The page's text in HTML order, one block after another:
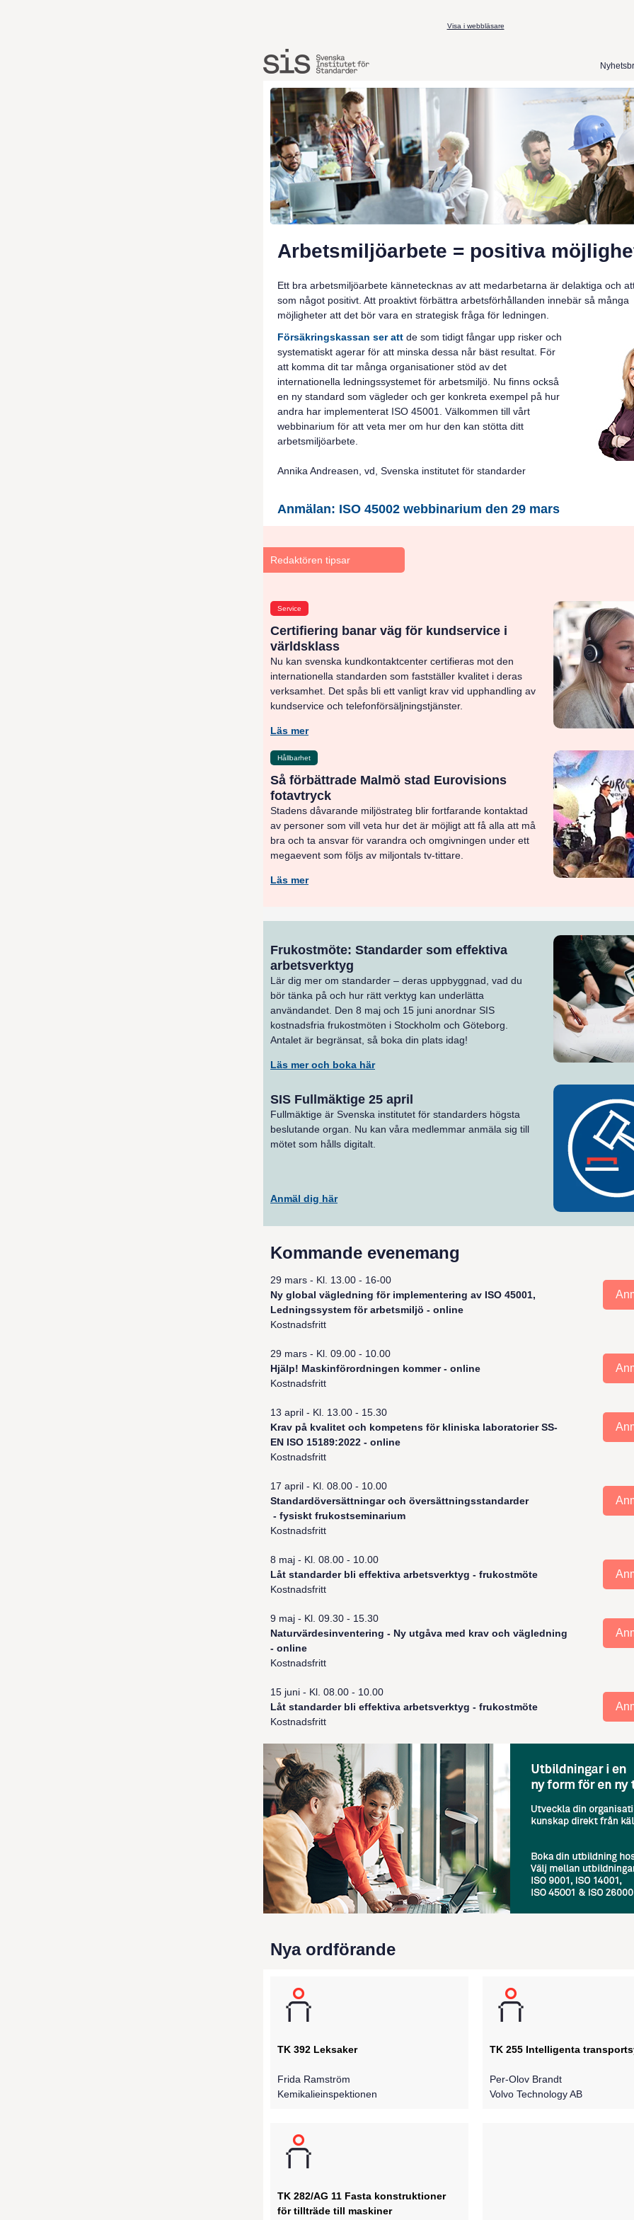
Visa i webbläsare
Arbetsmiljöarbete = positiva
Ett bra arbetsmiljöarbete kännetecknas av att medarbetarna är delaktiga och
som något positivt. Att proaktivt förbättra arbetsförhållanden innebär så många
möjligheter att det bör vara en strategisk fråga för ledningen.
Försäkringskassan ser att de som tidigt fångar upp risker och
systematiskt agerar för att minska dessa når bäst resultat. För
att komma dit tar många organisationer stöd av det
internationella ledningssystemet för arbetsmiljö. Nu finns också
en ny standard som vägleder och ger konkreta exempel på hur
andra har implementerat ISO 45001. Välkommen till vårt
webbinarium för att veta mer om hur den kan stötta ditt
arbetsmiljöarbete.
Annika Andreasen, vd, Svenska institutet för standarder
Anmälan: ISO 45002 webbinarium den 29 mars
Redaktören tipsar
Service
Certifiering banar väg för kundservice i
världsklass
Nu kan svenska kundkontaktcenter certifieras mot den
internationella standarden som fastställer kvalitet i deras
verksamhet. Det spås bli ett vanligt krav vid upphandling av
kundservice och telefonförsäljningstjänster.
Läs mer
Hållbarhet
Så förbättrade Malmö stad Eurovisions
fotavtryck
Stadens dåvarande miljöstrateg blir fortfarande kontaktad
av personer som vill veta hur det är möjligt att få alla att må
bra och ta ansvar för varandra och omgivningen under ett
megaevent som följs av miljontals tv-tittare.
Läs mer
Frukostmöte: Standarder som effektiva
arbetsverktyg
Lär dig mer om standarder – deras uppbyggnad, vad du
bör tänka på och hur rätt verktyg kan underlätta
användandet. Den 8 maj och 15 juni anordnar SIS
kostnadsfria frukostmöten i Stockholm och Göteborg.
Antalet är begränsat, så boka din plats idag!
Läs mer och boka här
SIS Fullmäktige 25 april
Fullmäktige är Svenska institutet för standarders högsta
beslutande organ. Nu kan våra medlemmar anmäla sig till
mötet som hålls digitalt.
Anmäl dig här
Kommande evenemang
29 mars - Kl. 13.00 - 16-00
Ny global vägledning för implementering av ISO 45001,
Ledningssystem för arbetsmiljö - online
Kostnadsfritt
29 mars - Kl. 09.00 - 10.00
Hjälp! Maskinförordningen kommer - online
Kostnadsfritt
13 april - Kl. 13.00 - 15.30
Krav på kvalitet och kompetens för kliniska laboratorierSS-
EN ISO 15189:2022 - online
Kostnadsfritt
17 april - Kl. 08.00 - 10.00
Standardöversättningar och översättningsstandarder
- fysiskt frukostseminarium
Kostnadsfritt
8 maj - Kl. 08.00 - 10.00
Låt standarder bli effektiva arbetsverktyg - frukostmöte
Kostnadsfritt
9 maj - Kl. 09.30 - 15.30
Naturvärdesinventering - Ny utgåva med krav och vägledning
- online
Kostnadsfritt
15 juni - Kl. 08.00 - 10.00
Låt standarder bli effektiva arbetsverktyg - frukostmöte
Kostnadsfritt
Nya ordförande
TK 392 Leksaker
Frida Ramström
Kemikalieinspektionen
TK 255 Intelligenta
Per-Olov Brandt
Volvo Technology AB
TK 282/AG 11 Fasta konstruktioner
för tillträde till maskiner